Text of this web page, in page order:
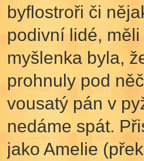
byflostroři či
podivní lidé,
myšlenka byla,
prohnuly pod
vousatý pán v
nedáme spát.
jako Amelie